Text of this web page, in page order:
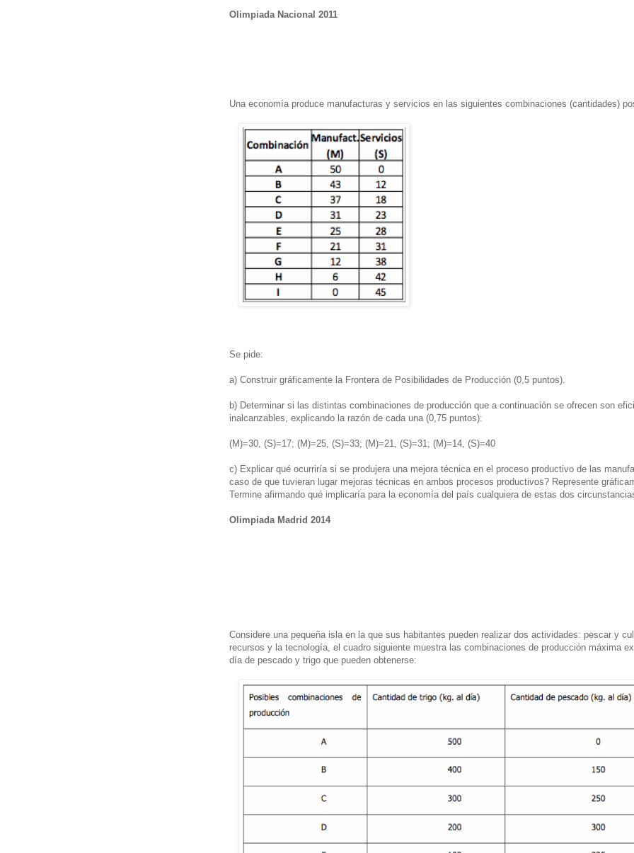
Olimpiada Nacional 2011
Una economía produce manufacturas y servicios en las siguientes combinaciones (cantidades)
Se pide:
a) Construir gráficamente la Frontera de Posibilidades de Producción (0,5 puntos).
b) Determinar si las distintas combinaciones de producción que a continuación se ofrecen son
inalcanzables, explicando la razón de cada una (0,75 puntos):
(M)=30, (S)=17; (M)=25, (S)=33; (M)=21, (S)=31; (M)=14, (S)=40
c) Explicar qué ocurriría si se produjera una mejora técnica en el proceso productivo de las
caso de que tuvieran lugar mejoras técnicas en ambos procesos productivos? Represente
Termine afirmando qué implicaría para la economía del país cualquiera de estas dos
Olimpiada Madrid 2014
Considere una pequeña isla en la que sus habitantes pueden realizar dos actividades: pescar y
recursos y la tecnología, el cuadro siguiente muestra las combinaciones de producción máxima
día de pescado y trigo que pueden obtenerse: